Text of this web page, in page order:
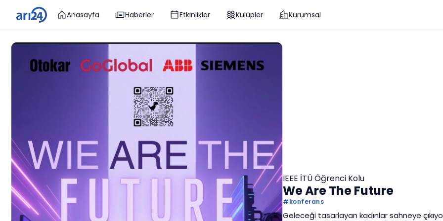
Anasayfa Haberler Etkinlikler Kulüpler Kurumsal
IEEE İTÜ Öğrenci Kolu
We Are The Future
#konferans
Geleceği tasarlayan kadınlar sahneye